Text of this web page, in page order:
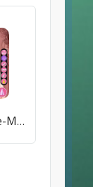
Dress Up Game-Make Up games [МОД Меню] APK Android